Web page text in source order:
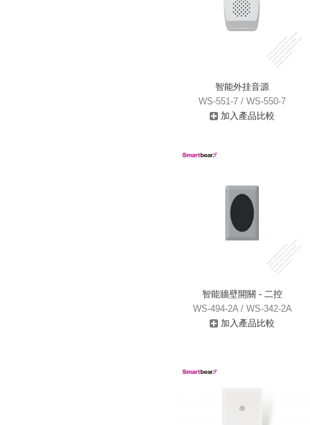
智能外挂音源
WS-551-7 / WS-550-7
加入產品比較
智能牆壁開關 - 二控
WS-494-2A / WS-342-2A
加入產品比較